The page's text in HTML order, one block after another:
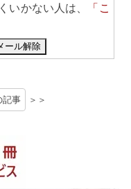
いかない人は、
「こ
ール解除
記事 ＞＞